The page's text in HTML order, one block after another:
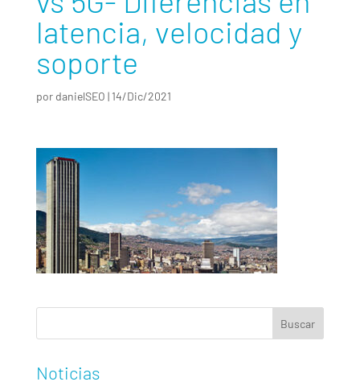
latencia, velocidad y
soporte
por danielSEO | 14/Dic/2021
Noticias